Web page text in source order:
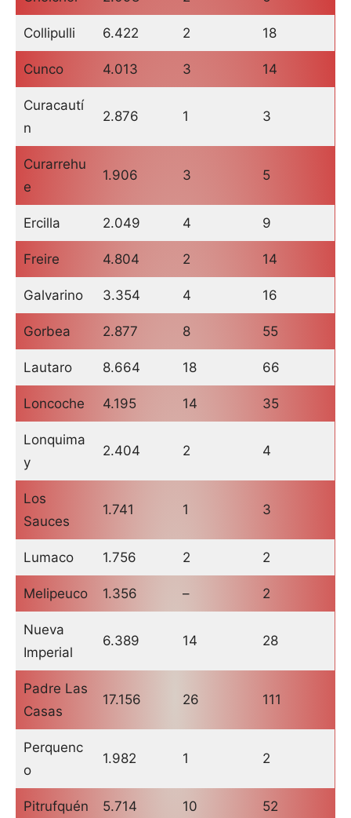
Collipulli 6.422 2 18
Cunco 4.013 3 14
Curacautí
n
2.876 1 3
Curarrehu
e
1.906 3 5
Ercilla 2.049 4 9
Freire 4.804 2 14
Galvarino 3.354 4 16
Gorbea 2.877 8 55
Lautaro 8.664 18 66
Loncoche 4.195 14 35
Lonquima
y
2.404 2 4
Los
Sauces
1.741 1 3
Lumaco 1.756 2 2
Melipeuco 1.356 – 2
Nueva
Imperial
6.389 14 28
Padre Las
Casas
17.156 26 111
Perquenc
o
1.982 1 2
Pitrufquén 5.714 10 52